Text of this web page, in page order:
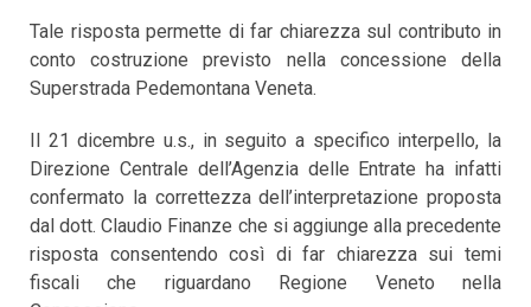
Tale risposta permette di far chiarezza sul contributo in
conto costruzione previsto nella concessione della
Superstrada Pedemontana Veneta.
Il 21 dicembre u.s., in seguito a specifico interpello, la
Direzione Centrale dell’Agenzia delle Entrate ha infatti
confermato la correttezza dell’interpretazione proposta
dal dott. Claudio Finanze che si aggiunge alla precedente
risposta consentendo così di far chiarezza sui temi
fiscali che riguardano Regione Veneto nella